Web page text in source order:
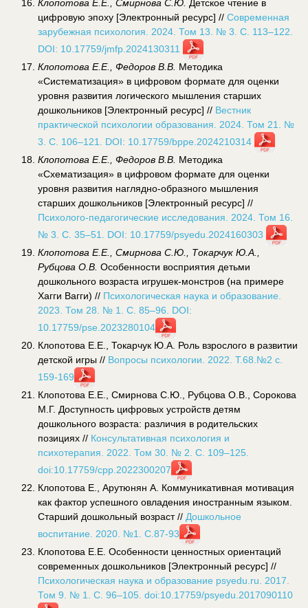
Клопотова Е.Е., Смирнова С.Ю. Детское чтение в
цифровую эпоху [Электронный ресурс] // Современная
зарубежная психология. 2024. Том 13. № 3. С. 113–122.
DOI: 10.17759/jmfp.2024130311
Клопотова Е.Е., Федоров В.В. Методика
«Систематизация» в цифровом формате для оценки
уровня развития логического мышления старших
дошкольников [Электронный ресурс] // Вестник
практической психологии образования. 2024. Том 21. №
3. С. 106–121. DOI: 10.17759/bppe.2024210314
Клопотова Е.Е., Федоров В.В. Методика
«Схематизация» в цифровом формате для оценки
уровня развития наглядно-образного мышления
старших дошкольников [Электронный ресурс] //
Психолого-педагогические исследования. 2024. Том 16.
№ 3. С. 35–51. DOI: 10.17759/psyedu.2024160303
Клопотова Е.Е., Смирнова С.Ю., Токарчук Ю.А.,
Рубцова О.В. Особенности восприятия детьми
дошкольного возраста игрушек-монстров (на примере
Хагги Вагги) // Психологическая наука и образование.
2023. Том 28. № 1. С. 85–96. DOI:
10.17759/pse.2023280104
Клопотова Е.Е., Токарчук Ю.А. Роль взрослого в развитии
детской игры // Вопросы психологии. 2022. Т.68.№2 с.
159-169
Клопотова Е.Е., Смирнова С.Ю., Рубцова О.В., Сорокова
М.Г. Доступность цифровых устройств детям
дошкольного возраста: различия в родительских
позициях // Консультативная психология и
психотерапия. 2022. Том 30. № 2. С. 109–125.
doi:10.17759/cpp.2022300207
Клопотова Е., Арутюнян А. Коммуникативная мотивация
как фактор успешного овладения иностранным языком.
Старший дошкольный возраст // Дошкольное
воспитание. 2020. №1. С.87-93
Клопотова Е.Е. Особенности ценностных ориентаций
современных дошкольников [Электронный ресурс] //
Психологическая наука и образование psyedu.ru. 2017.
Том 9. № 1. С. 96–105. doi:10.17759/psyedu.2017090110